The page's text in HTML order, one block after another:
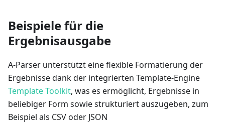
Beispiele für die
Ergebnisausgabe
A-Parser unterstützt eine flexible Formatierung der
Ergebnisse dank der integrierten Template-Engine
Template Toolkit, was es ermöglicht, Ergebnisse in
beliebiger Form sowie strukturiert auszugeben, zum
Beispiel als CSV oder JSON